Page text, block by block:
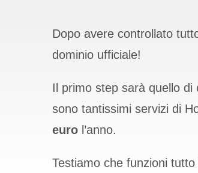
Dopo avere controllato
dominio ufficiale!
Il primo step sarà quello
sono tantissimi servizi di
euro l’anno.
Testiamo che funzioni